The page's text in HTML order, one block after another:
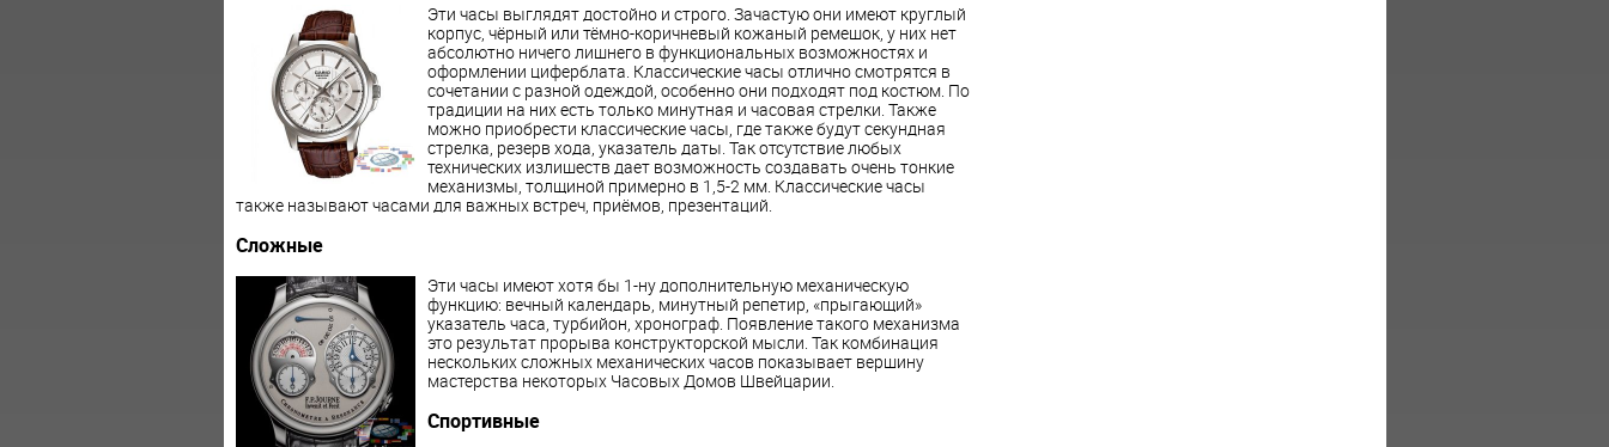
Эти часы выглядят достойно и строго. Зачастую они имеют круглый
корпус, чёрный или тёмно-коричневый кожаный ремешок, у них нет
абсолютно ничего лишнего в функциональных возможностях и
оформлении циферблата. Классические часы отлично смотрятся в
сочетании с разной одеждой, особенно они подходят под костюм. По
традиции на них есть только минутная и часовая стрелки. Также
можно приобрести классические часы, где также будут секундная
стрелка, резерв хода, указатель даты. Так отсутствие любых
технических излишеств дает возможность создавать очень тонкие
механизмы, толщиной примерно в 1,5-2 мм. Классические часы
также называют часами для важных встреч, приёмов, презентаций.
Сложные
Эти часы имеют хотя бы 1-ну дополнительную механическую
функцию: вечный календарь, минутный репетир, «прыгающий»
указатель часа, турбийон, хронограф. Появление такого механизма
это результат прорыва конструкторской мысли. Так комбинация
нескольких сложных механических часов показывает вершину
мастерства некоторых Часовых Домов Швейцарии.
Спортивные